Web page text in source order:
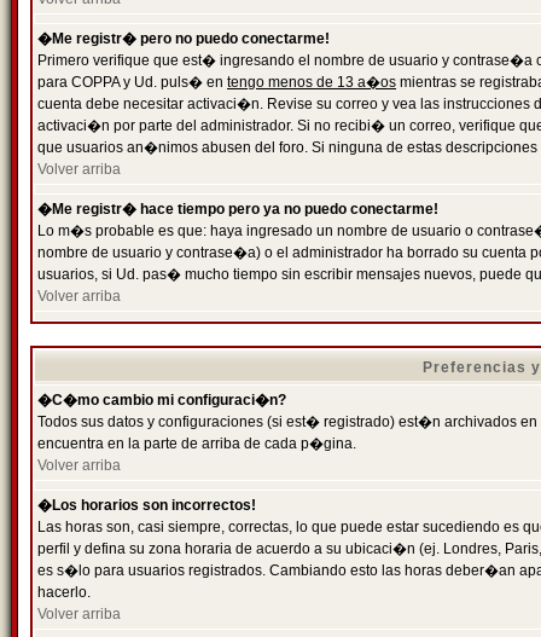
�Me registr� pero no puedo conectarme!
Primero verifique que est� ingresando el nombre de usuario y
para COPPA y Ud. puls� en tengo menos de 13 a�os mientras se
cuenta debe necesitar activaci�n. Revise su correo y vea las
activaci�n por parte del administrador. Si no recibi� un correo, verifique
que usuarios an�nimos abusen del foro. Si ninguna de estas
Volver arriba
�Me registr� hace tiempo pero ya no puedo conectarme!
Lo m�s probable es que: haya ingresado un nombre de usuario o
nombre de usuario y contrase�a) o el administrador ha borrado su
usuarios, si Ud. pas� mucho tiempo sin escribir mensajes nuevos, puede
Volver arriba
Preferencias
�C�mo cambio mi configuraci�n?
Todos sus datos y configuraciones (si est� registrado) est�n archivados
encuentra en la parte de arriba de cada p�gina.
Volver arriba
�Los horarios son incorrectos!
Las horas son, casi siempre, correctas, lo que puede estar sucediendo es
perfil y defina su zona horaria de acuerdo a su ubicaci�n (ej. Londres,
es s�lo para usuarios registrados. Cambiando esto las horas deber�an
hacerlo.
Volver arriba